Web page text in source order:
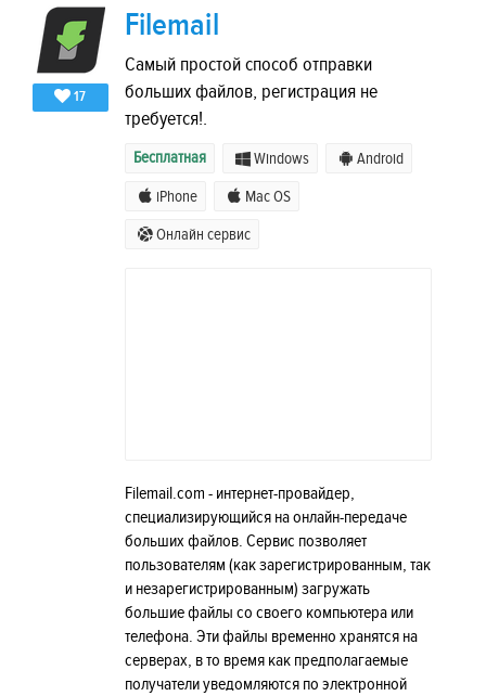
17
Filemail
Самый простой способ отправки
больших файлов, регистрация не
требуется!.
Бесплатная Windows Android
iPhone Mac OS
Онлайн сервис
Filemail.com - интернет-провайдер,
специализирующийся на онлайн-передаче
больших файлов. Сервис позволяет
пользователям (как зарегистрированным, так
и незарегистрированным) загружать
большие файлы со своего компьютера или
телефона. Эти файлы временно хранятся на
серверах, в то время как предполагаемые
получатели уведомляются по электронной